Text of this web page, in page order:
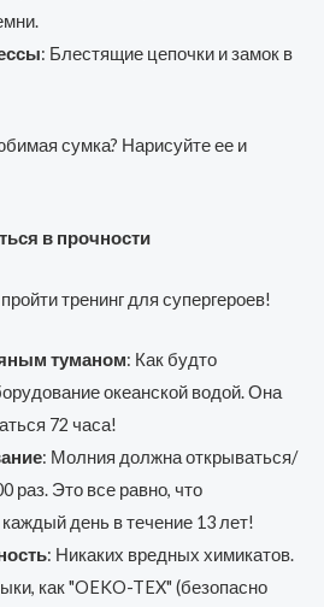
: Блестящие цепочки и замок в
сумка? Нарисуйте ее и
в прочности
тренинг для супергероев!
туманом: Как будто
океанской водой. Она
72 часа!
: Молния должна открываться/
раз. Это все равно, что
день в течение 13 лет!
: Никаких вредных химикатов.
как "OEKO-TEX" (безопасно